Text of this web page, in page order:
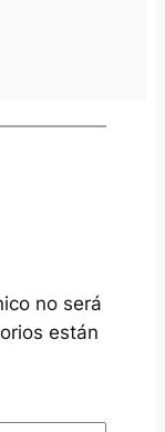
no será
están